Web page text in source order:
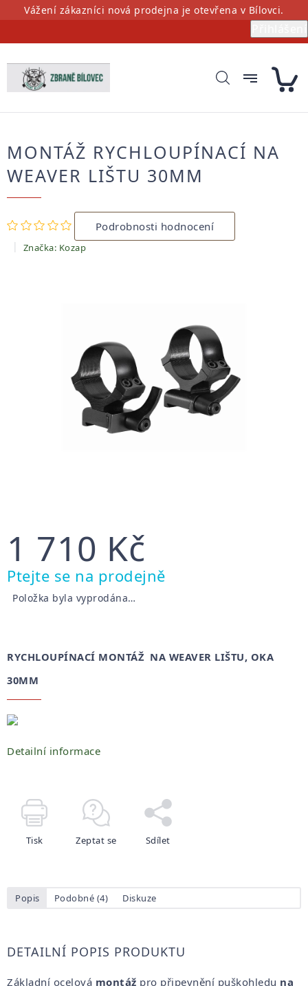
PřejítVážení zákazníci nová prodejna je otevřena v Bílovci.
MONTÁŽ RYCHLOUPÍNACÍ NA
WEAVER LIŠTU 30MM
Průměrné
hodnocení
produktu
je
Podrobnosti hodnocení
Značka: Kozap
1 710 Kč
Měrná
cena:
Ptejte se na prodejně
Položka byla vyprodána…
RYCHLOUPÍNACÍ MONTÁŽ NA WEAVER LIŠTU, OKA
30MM
Detailní informace
Tisk Zeptat se Sdílet
Popis Podobné (4) Diskuze
DETAILNÍ POPIS PRODUKTU
Základní ocelová montáž pro připevnění puškohledu na